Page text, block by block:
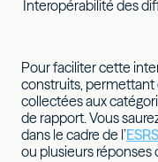
Interopérabilité des
Pour faciliter cette
construits, permettant
collectées aux
de rapport. Vous
dans le cadre de l’
ou plusieurs réponses